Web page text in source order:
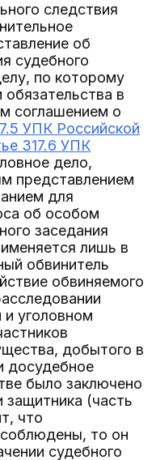
следствия
об
судебного
по которому
в
соглашением о
УПК Российской
317.6 УПК
дело,
представлением
для
об особом
заседания
лишь в
обвинитель
обвиняемого
и уголовном
добытого в
досудебное
было заключено
защитника (часть
что
то он
судебного